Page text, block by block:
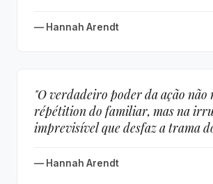
— Hannah Arendt
"O verdadeiro poder da ação não
répétition do familiar, mas na
imprevisível que desfaz a trama
— Hannah Arendt